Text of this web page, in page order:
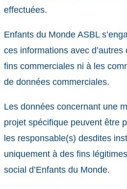
effectuées.
Enfants du Monde ASBL
ces informations avec
fins commerciales ni à les
de données commerciales.
Les données concernant une
projet spécifique peuvent être
les responsable(s) desdites
uniquement à des fins
social d’Enfants du Monde.